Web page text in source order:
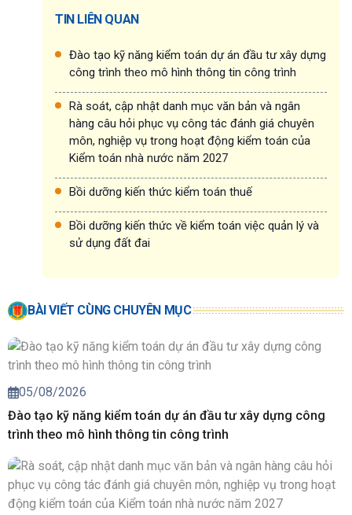
TIN LIÊN QUAN
Đào tạo kỹ năng kiểm toán dự án đầu tư xây dựng
công trình theo mô hình thông tin công trình
Rà soát, cập nhật danh mục văn bản và ngân
hàng câu hỏi phục vụ công tác đánh giá chuyên
môn, nghiệp vụ trong hoạt động kiểm toán của
Kiểm toán nhà nước năm 2027
Bồi dưỡng kiến thức kiểm toán thuế
Bồi dưỡng kiến thức về kiểm toán việc quản lý và
sử dụng đất đai
BÀI VIẾT CÙNG CHUYÊN MỤC
05/08/2026
Đào tạo kỹ năng kiểm toán dự án đầu tư xây dựng công
trình theo mô hình thông tin công trình